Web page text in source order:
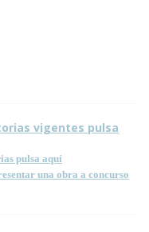
vigentes pulsa
pulsa aquí
una obra a concurso